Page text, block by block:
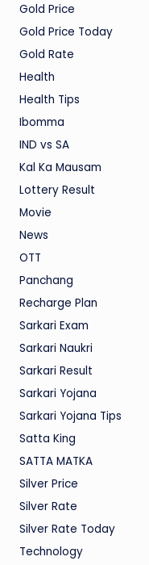
Gold Price
Gold Price Today
Gold Rate
Health
Health Tips
Ibomma
IND vs SA
Kal Ka Mausam
Lottery Result
Movie
News
OTT
Panchang
Recharge Plan
Sarkari Exam
Sarkari Naukri
Sarkari Result
Sarkari Yojana
Sarkari Yojana Tips
Satta King
SATTA MATKA
Silver Price
Silver Rate
Silver Rate Today
Technology